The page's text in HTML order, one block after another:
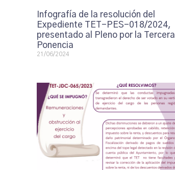
Infografía de la resolución del
Expediente TET-PES-018/2024,
presentado al Pleno por la Tercera
Ponencia
21/06/2024